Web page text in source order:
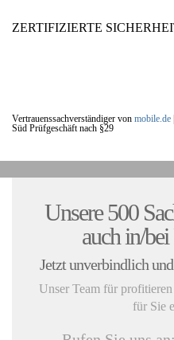
ZERTIFIZIERTE
Vertrauenssachverständiger von mobile.de
Süd Prüfgeschäft nach §29
Unsere 500
auch in/
Jetzt unverbindlich
Unser Team für
für Sie